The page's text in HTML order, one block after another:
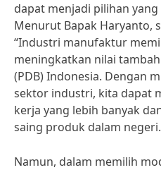
dapat menjadi pilihan
Menurut Bapak Haryanto,
“Industri manufaktur
meningkatkan nilai
(PDB) Indonesia. Dengan
sektor industri, kita dapat
kerja yang lebih banyak
saing produk dalam
Namun, dalam memilih